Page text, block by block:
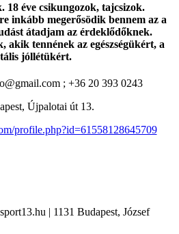
18 éve csikungozok, tajcsizok.
inkább megerősödik bennem az a
átadjam az érdeklődőknek.
akik tennének az egészségükért, a
jóllétükért.
; +36 20 393 0243
Újpalotai út 13.
profile.php?id=61558128645709
| 1131 Budapest, József